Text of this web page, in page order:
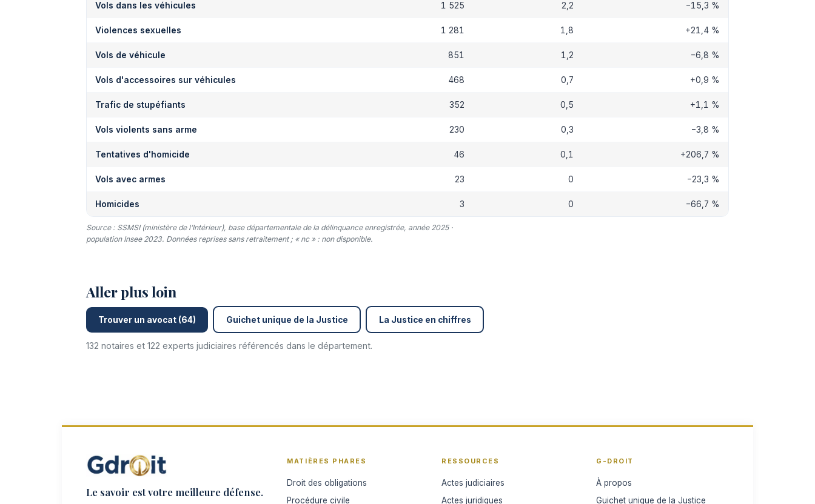
Vols dans les véhicules 1 525 2,2 −15,3 %
Violences sexuelles 1 281 1,8 +21,4 %
Vols de véhicule 851 1,2 −6,8 %
Vols d'accessoires sur véhicules 468 0,7 +0,9 %
Trafic de stupéfiants 352 0,5 +1,1 %
Vols violents sans arme 230 0,3 −3,8 %
Tentatives d'homicide 46 0,1 +206,7 %
Vols avec armes 23 0 −23,3 %
Homicides 3 0 −66,7 %
Source : SSMSI (ministère de l’Intérieur), base départementale de la délinquance enregistrée, année 2025 ·
population Insee 2023. Données reprises sans retraitement ; « nc » : non disponible.
Aller plus loin
Trouver un avocat (64) Guichet unique de la Justice La Justice en chiffres
132 notaires et 122 experts judiciaires référencés dans le département.
Le savoir est votre meilleure défense.
MATIÈRES PHARES
Droit des obligations
Procédure civile
RESSOURCES
Actes judiciaires
Actes juridiques
G-DROIT
À propos
Guichet unique de la Justice